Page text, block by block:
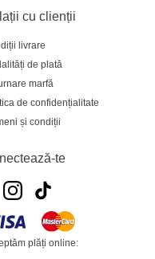
Mare, 110
24
cu clienții
livrare
de plată
marfă
de confidențialitate
și condiții
te
plăți online: